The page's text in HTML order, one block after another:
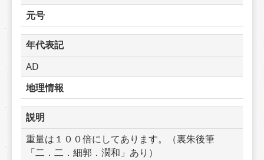
元号
年代表記
AD
地理情報
説明
重量は１００倍にしてあります。（裏朱後筆
「二．二．細郭．濶和」あり）